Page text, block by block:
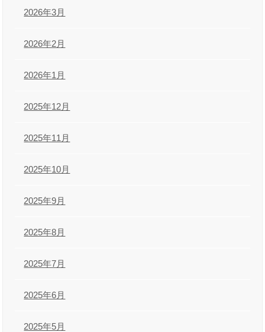
2026年3月
2026年2月
2026年1月
2025年12月
2025年11月
2025年10月
2025年9月
2025年8月
2025年7月
2025年6月
2025年5月